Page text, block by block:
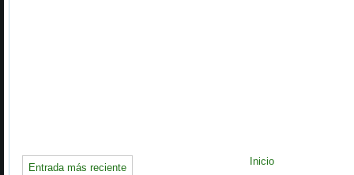
Entrada más reciente
Inicio